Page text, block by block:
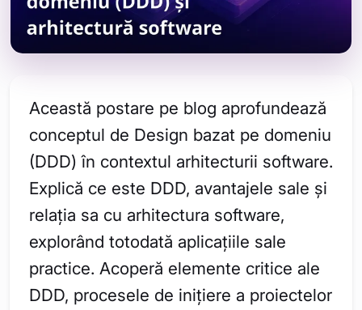
Această postare pe blog aprofundează
conceptul de Design bazat pe domeniu
(DDD) în contextul arhitecturii software.
Explică ce este DDD, avantajele sale și
relația sa cu arhitectura software,
explorând totodată aplicațiile sale
practice. Acoperă elemente critice ale
DDD, procesele de inițiere a proiectelor